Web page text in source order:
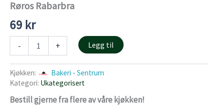
Røros Rabarbra
69 kr
-
Rabarbra
+ Legg til
Kjøkken:
Bakeri - Sentrum
Kategori: Ukategorisert
Bestill gjerne fra flere av våre kjøkken!